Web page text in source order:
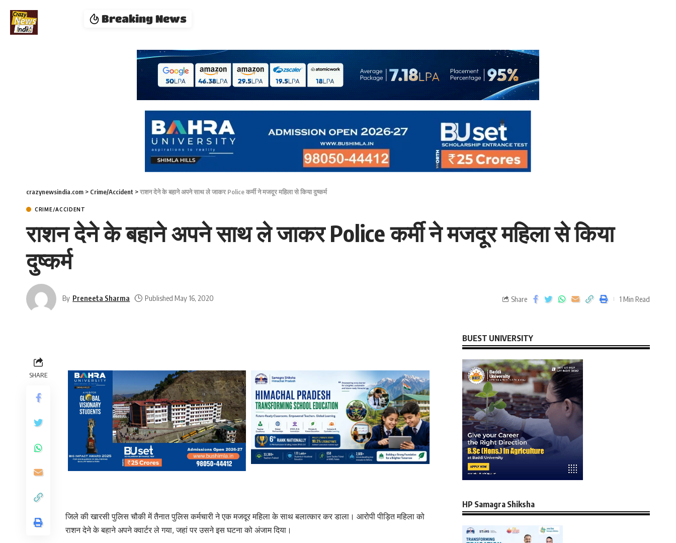
Breaking News
crazynewsindia.com > Crime/Accident >राशन देने के बहाने अपने साथ ले जाकर Police कर्मी ने मजदूर महिला से किया दुष्कर्म
CRIME/ACCIDENT
राशन देने के बहाने अपने साथ ले जाकर Police कर्मी ने मजदूर महिला से किया
दुष्कर्म
By Preneeta Sharma Published May 16, 2020 Share 1 Min Read
SHARE
जिले की खारसी पुलिस चौकी में तैनात पुलिस कर्मचारी ने एक मजदूर महिला के साथ बलात्कार कर डाला। आरोपी पीड़ित महिला को
राशन देने के बहाने अपने क्वार्टर ले गया, जहां पर उसने इस घटना को अंजाम दिया।
BUEST UNIVERSITY
HP Samagra Shiksha